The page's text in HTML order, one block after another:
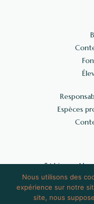
Espèces
54 bis rue
Nous utilisons des
expérience sur notre
site, nous